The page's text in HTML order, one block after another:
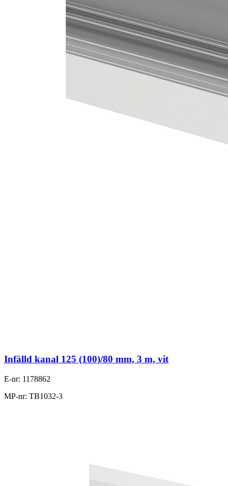
Infälld kanal 125 (100)/80 mm, 3 m, vit
E-nr: 1178862
MP-nr: TB1032-3